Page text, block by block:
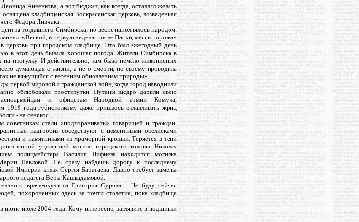
Анненкова, а вот бюджет, как всегда, оставлял желать
кладбищенская Воскресенская церковь, возведенная
Федора Ливчака.
тогдашнего Симбирска, по весне наполнялось народом.
«Весной, в первую неделю после Пасхи, массы горожан
церковь при городском кладбище. Это был ежегодный день
в этот день бывала хорошая погода. Жители Симбирска в
прогулку. И действительно, там было немало живописных
думающая о жизни, а не о смерти, по-своему проводила
не вяжущийся с весенним обновлением природы».
первой мировой и гражданской войн, когда город наводнили
облюбовали проститутки. Путаны щедро дарили свою
и офицерам Народной армии Комуча,
1919 года губисполкому даже пришлось отлавливать жриц
- на сенокос.
советникам стали «подхоранивать» товарищей и граждан.
надгробия соседствуют с цементными обелисками
и памятниками из мраморной крошки. Теряется в тени
уцелевшей могиле городского головы Николая
полицмейстера Василия Пифиева находится могилка
Павловой. Не сразу найдешь дорогу к последнему
Империи князя Сергея Баратаева. Давно требует замены
педагога Веры Кашкадамовой.
врача-окулиста Григория Сурова… Не буду сейчас
похороненных здесь за почти столетие, пока кладбище
июне-июле 2004 года. Кому интересно, загляните в подшивки